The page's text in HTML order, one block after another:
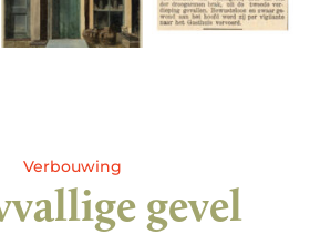
Verbouwing
gevel